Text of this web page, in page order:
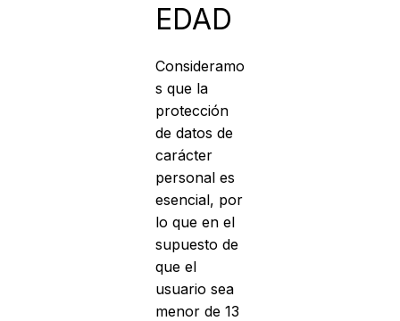
EDAD
Consideramo
s que la
protección
de datos de
carácter
personal es
esencial, por
lo que en el
supuesto de
que el
usuario sea
menor de 13